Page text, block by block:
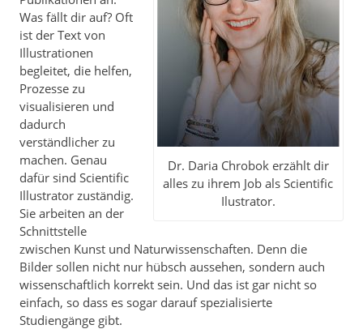
Dr. Daria Chrobok erzählt dir
alles zu ihrem Job als Scientific
Ilustrator.
Was fällt dir auf? Oft
ist der Text von
Illustrationen
begleitet, die helfen,
Prozesse zu
visualisieren und
dadurch
verständlicher zu
machen. Genau
dafür sind Scientific
Illustrator zuständig.
Sie arbeiten an der
Schnittstelle
zwischen Kunst und Naturwissenschaften. Denn die
Bilder sollen nicht nur hübsch aussehen, sondern auch
wissenschaftlich korrekt sein. Und das ist gar nicht so
einfach, so dass es sogar darauf spezialisierte
Studiengänge gibt.